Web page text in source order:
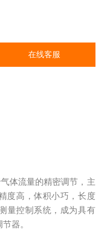
在线客服
体流量的精密调节，主
度高，体积小巧，长度
量控制系统，成为具有
器。